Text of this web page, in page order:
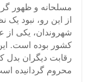
مسلحانه و ظهور
از این رو، نبود
شهروندان، یکی از
کشور بوده است.
رقابت دیگران بدل
محروم گردانیده